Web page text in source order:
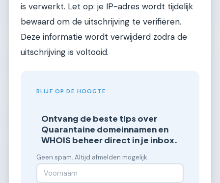
is verwerkt. Let op: je IP-adres wordt tijdelijk
bewaard om de uitschrijving te verifiëren.
Deze informatie wordt verwijderd zodra de
uitschrijving is voltooid.
BLIJF OP DE HOOGTE
Ontvang de beste tips over
Quarantaine domeinnamen en
WHOIS beheer direct in je inbox.
Geen spam. Altijd afmelden mogelijk.